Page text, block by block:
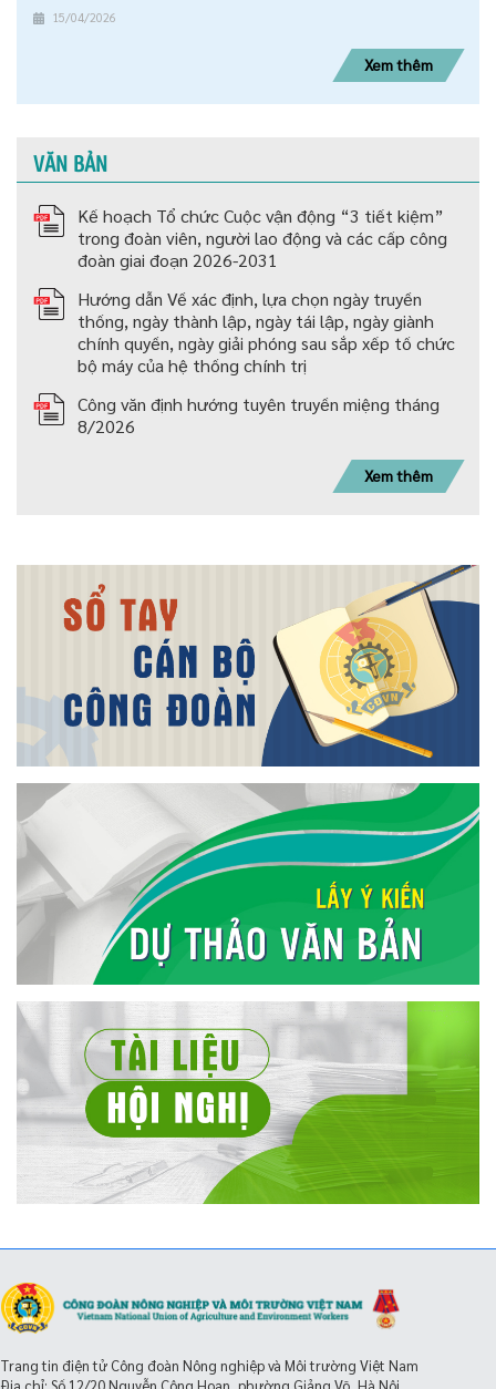
15/04/2026
Xem thêm
VĂN BẢN
Kế hoạch Tổ chức Cuộc vận động “3 tiết kiệm”
trong đoàn viên, người lao động và các cấp công
đoàn giai đoạn 2026-2031
Hướng dẫn Về xác định, lựa chọn ngày truyền
thống, ngày thành lập, ngày tái lập, ngày giành
chính quyền, ngày giải phóng sau sắp xếp tố chức
bộ máy của hệ thống chính trị
Công văn định hướng tuyên truyền miệng tháng
8/2026
Xem thêm
Trang tin điện tử Công đoàn Nông nghiệp và Môi trường Việt Nam